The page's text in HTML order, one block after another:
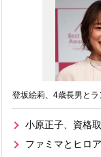
登坂絵莉、4歳長男とラ
小原正子、資格
ファミマとヒロ